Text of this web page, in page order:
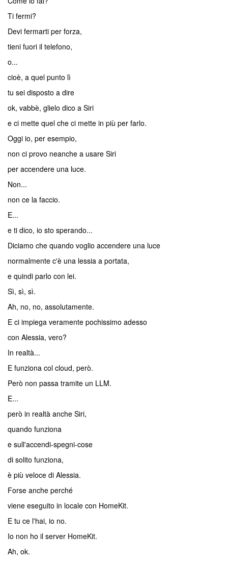
Ti fermi?
Devi fermarti per forza,
tieni fuori il telefono,
o...
cioè, a quel punto lì
tu sei disposto a dire
ok, vabbè, glielo dico a Siri
e ci mette quel che ci mette in più per farlo.
Oggi io, per esempio,
non ci provo neanche a usare Siri
per accendere una luce.
Non...
non ce la faccio.
E...
e ti dico, io sto sperando...
Diciamo che quando voglio accendere una luce
normalmente c'è una lessia a portata,
e quindi parlo con lei.
Sì, sì, sì.
Ah, no, no, assolutamente.
E ci impiega veramente pochissimo adesso
con Alessia, vero?
In realtà...
E funziona col cloud, però.
Però non passa tramite un LLM.
E...
però in realtà anche Siri,
quando funziona
e sull'accendi-spegni-cose
di solito funziona,
è più veloce di Alessia.
Forse anche perché
viene eseguito in locale con HomeKit.
E tu ce l'hai, io no.
Io non ho il server HomeKit.
Ah, ok.